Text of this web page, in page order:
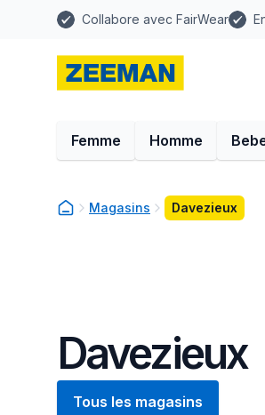
Collabore avec FairWear
Femme Homme
Magasins Davezieux
Davezieux
Tous les magasins